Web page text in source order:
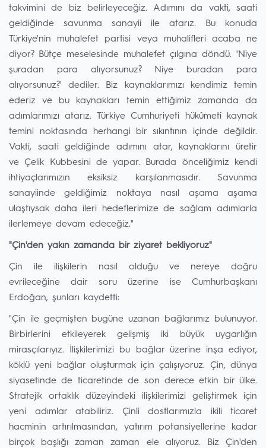
takvimini de biz belirleyeceğiz. Adımını da vakti, saati
geldiğinde savunma sanayii ile atarız. Bu konuda
Türkiye'nin muhalefet partisi veya muhalifleri acaba ne
diyor? Bütçe meselesinde muhalefet çılgına döndü. 'Niye
şuradan para alıyorsunuz? Niye buradan para
alıyorsunuz?' dediler. Biz kaynaklarımızı kendimiz temin
ederiz ve bu kaynakları temin ettiğimiz zamanda da
adımlarımızı atarız. Türkiye Cumhuriyeti hükûmeti kaynak
temini noktasında herhangi bir sıkıntının içinde değildir.
Vakti, saati geldiğinde adımını atar, kaynaklarını üretir
ve Çelik Kubbesini de yapar. Burada önceliğimiz kendi
ihtiyaçlarımızın eksiksiz karşılanmasıdır. Savunma
sanayiinde geldiğimiz noktaya nasıl aşama aşama
ulaştıysak daha ileri hedeflerimize de sağlam adımlarla
ilerlemeye devam edeceğiz."
"Çin'den yakın zamanda bir ziyaret bekliyoruz"
Çin ile ilişkilerin nasıl olduğu ve nereye doğru
evrileceğine dair soru üzerine ise Cumhurbaşkanı
Erdoğan, şunları kaydetti:
"Çin ile geçmişten bugüne uzanan bağlarımız bulunuyor.
Birbirlerini etkileyerek gelişmiş iki büyük uygarlığın
mirasçılarıyız. İlişkilerimizi bu bağlar üzerine inşa ediyor,
köklü yeni bağlar oluşturmak için çalışıyoruz. Çin, dünya
siyasetinde de ticaretinde de son derece etkin bir ülke.
Stratejik ortaklık düzeyindeki ilişkilerimizi geliştirmek için
yeni adımlar atabiliriz. Çinli dostlarımızla ikili ticaret
hacminin artırılmasından, yatırım potansiyellerine kadar
birçok başlığı zaman zaman ele alıyoruz. Biz Çin'den